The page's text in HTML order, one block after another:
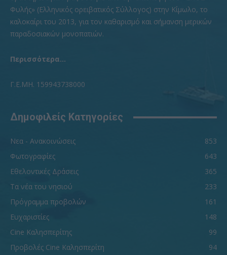
Φυλής» (Ελληνικός ορειβατικός Σύλλογος) στην Κίμωλο, το
καλοκαίρι του 2013, για τον καθαρισμό και σήμανση μερικών
παραδοσιακών μονοπατιών.
Περισσότερα...
Γ.Ε.ΜΗ. 159943738000
Δημοφιλείς Κατηγορίες
Νεα - Ανακοινώσεις
853
Φωτογραφίες
643
Εθελοντικές Δράσεις
365
Τα νέα του νησιού
233
Πρόγραμμα προβολών
161
Ευχαριστίες
148
Cine Καλησπερίτης
99
Προβολές Cine Καλησπερίτη
94